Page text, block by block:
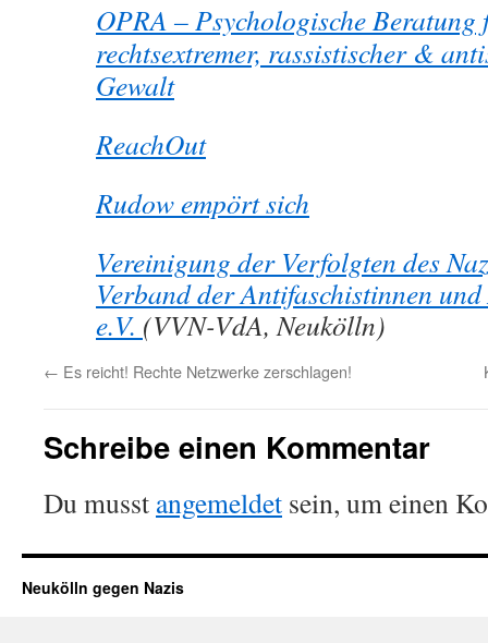
OPRA – Psychologische Beratung
rechtsextremer, rassistischer &
Gewalt
ReachOut
Rudow empört sich
Vereinigung der Verfolgten des
Verband der Antifaschistinnen
e.V. (VVN-VdA, Neukölln)
← Es reicht! Rechte Netzwerke zerschlagen!
Schreibe einen Kommentar
Du musst angemeldet sein, um einen
Neukölln gegen Nazis